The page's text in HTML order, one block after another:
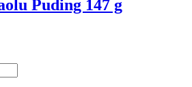
Puding 147 g